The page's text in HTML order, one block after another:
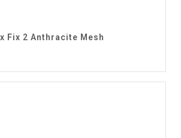
Fix 2 Anthracite Mesh